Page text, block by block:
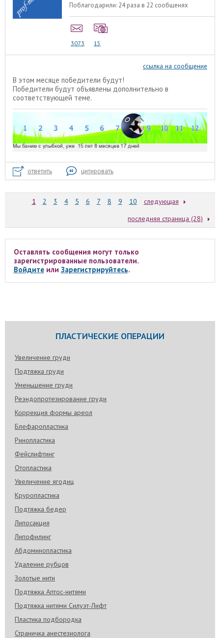
Поблагодарили: 24 раза в 22 сообщенях
3073 15
ссылка на сообщение
В этом месяце победители будут!
Победители будут объявлены дополнительно в
соответствующей теме.
ответить цитировать
1 2 3 4 5 6 7 8 9 10
следующая
последняя страница (28)
Оставлять сообщения могут только
зарегистрированные пользователи.
Войдитеили Зарегистрируйтесь.
ПЛАСТИЧЕСКИЕ ОПЕРАЦИИ
Увеличение груди
Подтяжка груди
Уменьшение груди
Реэндопротезирование груди
Коррекция формы ареол
Блефаропластика
Ринопластика
Фейслифтинг
Отопластика
Увеличение ягодиц
Круропластика
Подтяжка бедер
Липосакция
Липофилинг
Абдоминопластика
Удаление рубцов
Золотые нити
Подтяжка Аптос-нитями
Подтяжка нитями Силуэт-Лифт
Пластика подбородка
Страничка анестезиолога